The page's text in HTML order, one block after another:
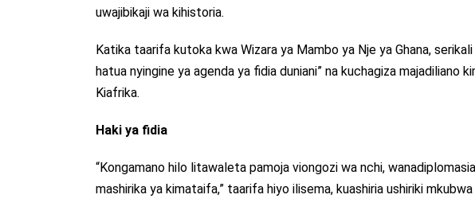
uwajibikaji wa kihistoria.
Katika taarifa kutoka kwa Wizara ya Mambo ya Nje ya Ghana,
hatua nyingine ya agenda ya fidia duniani” na kuchagiza majadiliano
Kiafrika.
Haki ya fidia
“Kongamano hilo litawaleta pamoja viongozi wa nchi,
mashirika ya kimataifa,” taarifa hiyo ilisema, kuashiria ushiriki